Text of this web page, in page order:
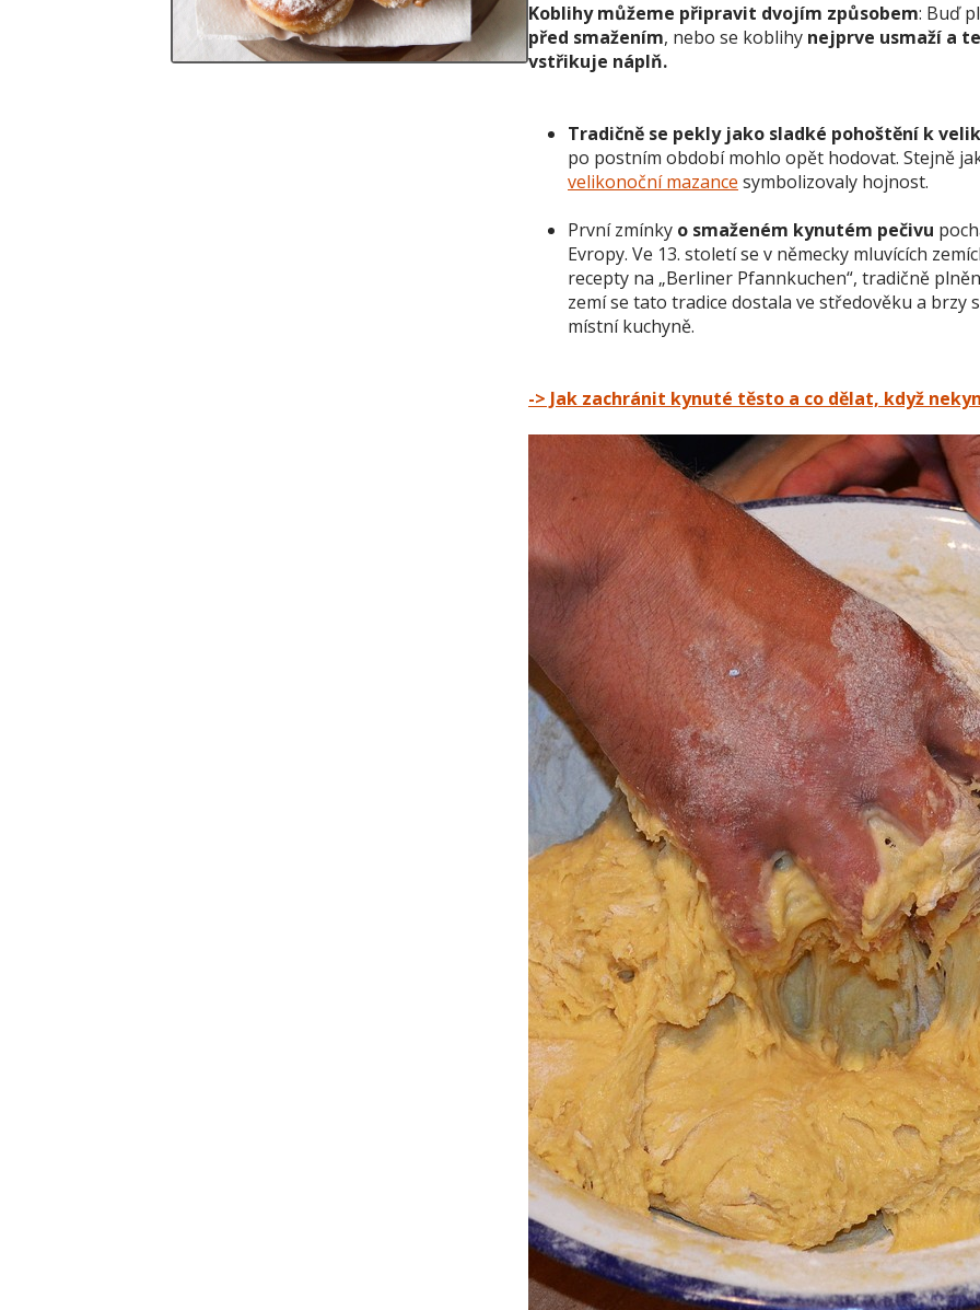
Koblihy můžeme připravit dvojím způsobem: Buď
před smažením, nebo se koblihy nejprve usmaží a
vstřikuje náplň.
Tradičně se pekly jako sladké pohoštění k
po postním období mohlo opět hodovat. Stejně
velikonoční mazance symbolizovaly hojnost.
První zmínky o smaženém kynutém pečivu
Evropy. Ve 13. století se v německy mluvících
recepty na „Berliner Pfannkuchen“, tradičně
zemí se tato tradice dostala ve středověku a brzy
místní kuchyně.
-> Jak zachránit kynuté těsto a co dělat, když